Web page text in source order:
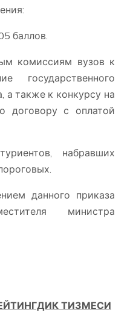
баллов.
комиссиям вузов к
государственного
а также к конкурсу на
договору с оплатой
набравших
данного приказа
министра
ТИЗМЕСИ